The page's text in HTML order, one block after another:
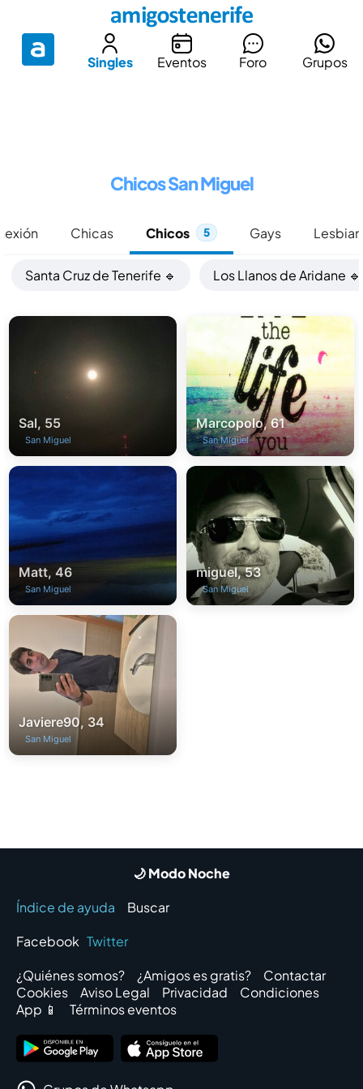
Singles Eventos Foro Grupos
Chicos San Miguel
Chicas Chicos 5 Gays
Santa Cruz de Tenerife 🔹 Los Llanos de Aridane 🔹
Sal, 55
San Miguel
Marcopolo, 61
San Miguel
Matt, 46
San Miguel
miguel, 53
San Miguel
Javiere90, 34
San Miguel
🌙 Modo Noche
Índice de ayuda
Buscar
Facebook Twitter
¿Quiénes somos?
¿Amigos es gratis?
Contactar
Cookies
Aviso Legal Privacidad
Condiciones
App 📱
Términos eventos